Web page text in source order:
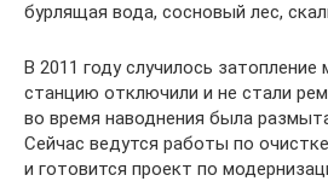
бурлящая вода, сосновый лес,
В 2011 году случилось затопление
станцию отключили и не стали
во время наводнения была
Сейчас ведутся работы по
и готовится проект по